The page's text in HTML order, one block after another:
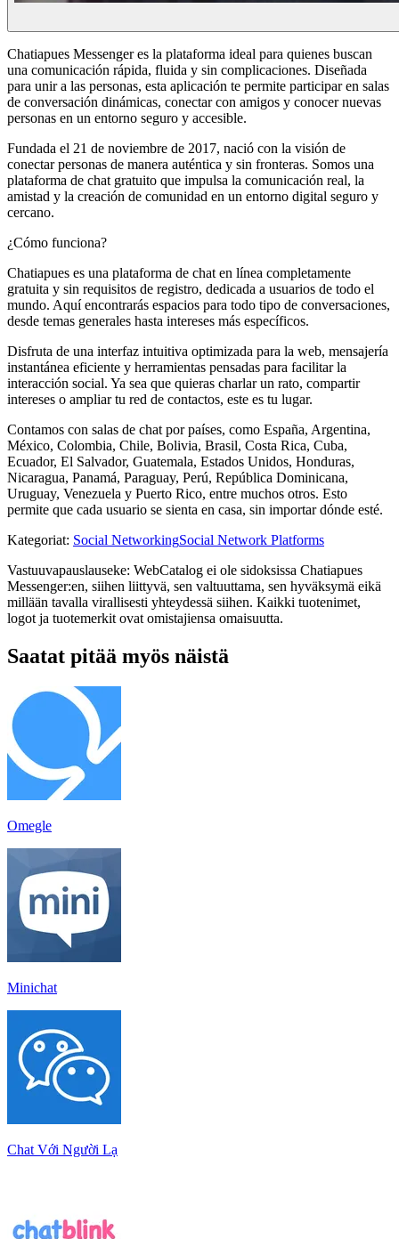
Chatiapues Messenger es la plataforma ideal para quienes buscan
una comunicación rápida, fluida y sin complicaciones. Diseñada
para unir a las personas, esta aplicación te permite participar en salas
de conversación dinámicas, conectar con amigos y conocer nuevas
personas en un entorno seguro y accesible.
Fundada el 21 de noviembre de 2017, nació con la visión de
conectar personas de manera auténtica y sin fronteras. Somos una
plataforma de chat gratuito que impulsa la comunicación real, la
amistad y la creación de comunidad en un entorno digital seguro y
cercano.
¿Cómo funciona?
Chatiapues es una plataforma de chat en línea completamente
gratuita y sin requisitos de registro, dedicada a usuarios de todo el
mundo. Aquí encontrarás espacios para todo tipo de conversaciones,
desde temas generales hasta intereses más específicos.
Disfruta de una interfaz intuitiva optimizada para la web, mensajería
instantánea eficiente y herramientas pensadas para facilitar la
interacción social. Ya sea que quieras charlar un rato, compartir
intereses o ampliar tu red de contactos, este es tu lugar.
Contamos con salas de chat por países, como España, Argentina,
México, Colombia, Chile, Bolivia, Brasil, Costa Rica, Cuba,
Ecuador, El Salvador, Guatemala, Estados Unidos, Honduras,
Nicaragua, Panamá, Paraguay, Perú, República Dominicana,
Uruguay, Venezuela y Puerto Rico, entre muchos otros. Esto
permite que cada usuario se sienta en casa, sin importar dónde esté.
Kategoriat: Social NetworkingSocial Network Platforms
Vastuuvapauslauseke: WebCatalog ei ole sidoksissa Chatiapues
Messenger:en, siihen liittyvä, sen valtuuttama, sen hyväksymä eikä
millään tavalla virallisesti yhteydessä siihen. Kaikki tuotenimet,
logot ja tuotemerkit ovat omistajiensa omaisuutta.
Saatat pitää myös näistä
Omegle
Minichat
Chat Với Người Lạ